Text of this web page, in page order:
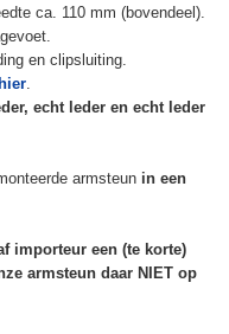
ca. 110 mm (bovendeel).
en clipsluiting.
hier.
echt leder en echt leder
armsteun in een
importeur een (te korte)
armsteun daar NIET op